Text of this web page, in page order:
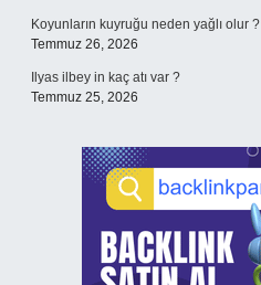
Koyunların kuyruğu neden yağlı olur ?
Temmuz 26, 2026
Ilyas ilbey in kaç atı var ?
Temmuz 25, 2026